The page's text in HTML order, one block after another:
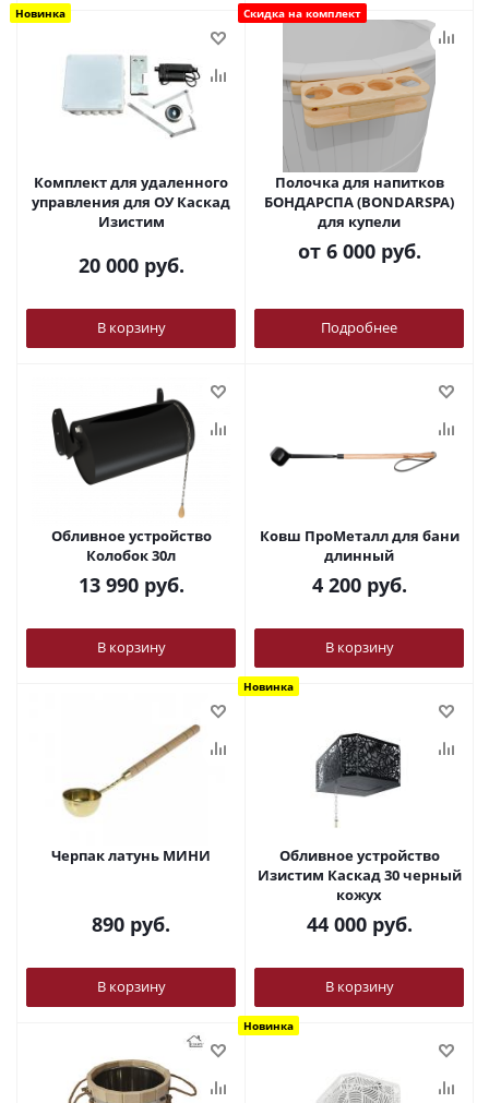
Новинка
Комплект для удаленного
управления для ОУ Каскад
Изистим
20 000руб.
В корзину
Скидка на комплект
Полочка для напитков
БОНДАРСПА (BONDARSPA)
для купели
от 6 000 руб.
Подробнее
Обливное устройство
Колобок 30л
13 990руб.
В корзину
Ковш ПроМеталл для бани
длинный
4 200руб.
В корзину
Черпак латунь МИНИ
890 руб.
В корзину
Новинка
Обливное устройство
Изистим Каскад 30 черный
кожух
44 000руб.
В корзину
Новинка